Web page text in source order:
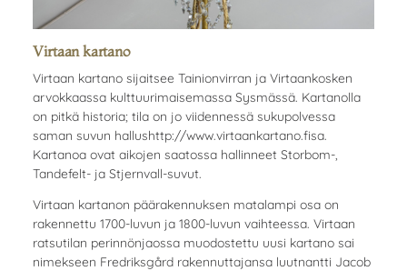
Virtaan kartano
Virtaan kartano sijaitsee Tainionvirran ja Virtaankosken
arvokkaassa kulttuurimaisemassa Sysmässä. Kartanolla
on pitkä historia; tila on jo viidennessä sukupolvessa
saman suvun hallushttp://www.virtaankartano.fisa.
Kartanoa ovat aikojen saatossa hallinneet Storbom-,
Tandefelt- ja Stjernvall-suvut.
Virtaan kartanon päärakennuksen matalampi osa on
rakennettu 1700-luvun ja 1800-luvun vaihteessa. Virtaan
ratsutilan perinnönjaossa muodostettu uusi kartano sai
nimekseen Fredriksgård rakennuttajansa luutnantti Jacob